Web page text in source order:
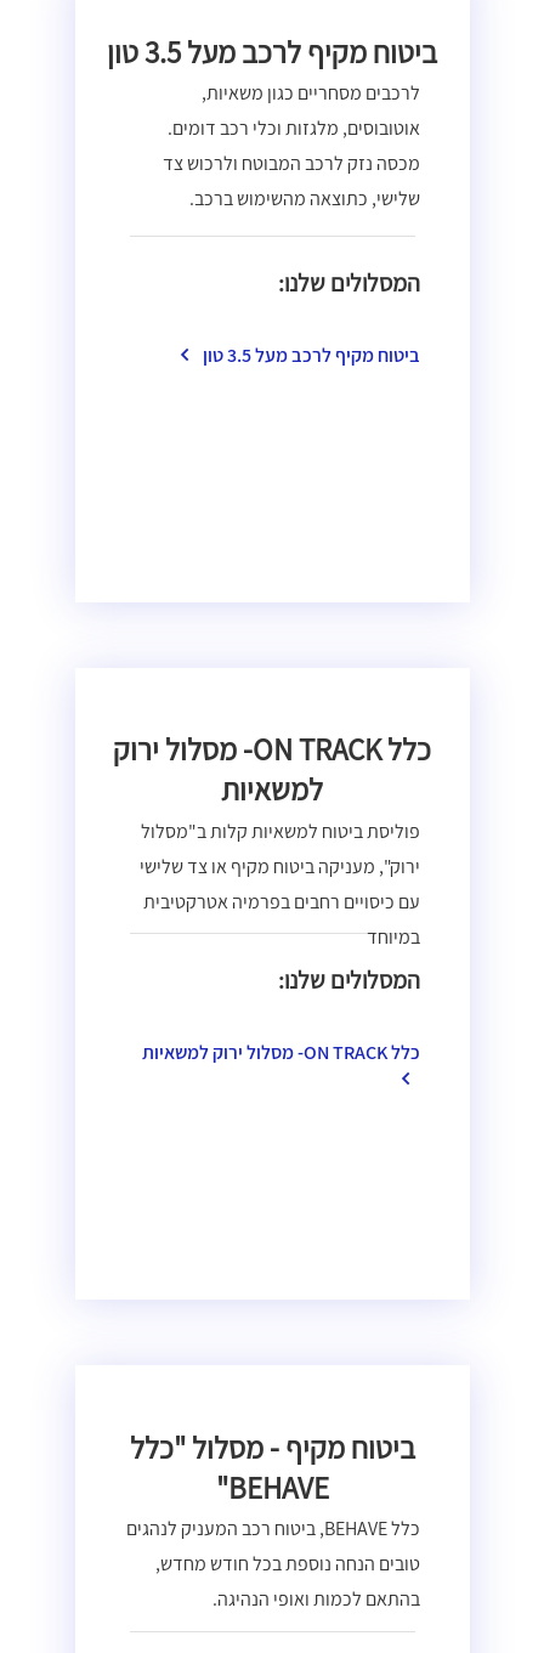
ביטוח מקיף לרכב מעל 3.5 טון
לרכבים מסחריים כגון משאיות,
אוטובוסים, מלגזות וכלי רכב דומים.
מכסה נזק לרכב המבוטח ולרכוש צד
שלישי, כתוצאה מהשימוש ברכב.
המסלולים שלנו:
ביטוח מקיף לרכב מעל 3.5 טון
כלל ON TRACK- מסלול ירוק
למשאיות
פוליסת ביטוח למשאיות קלות ב"מסלול
ירוק", מעניקה ביטוח מקיף או צד שלישי
עם כיסויים רחבים בפרמיה אטרקטיבית
במיוחד
המסלולים שלנו:
כלל ON TRACK- מסלול ירוק למשאיות
ביטוח מקיף - מסלול "כלל
BEHAVE"
כלל BEHAVE, ביטוח רכב המעניק לנהגים
טובים הנחה נוספת בכל חודש מחדש,
בהתאם לכמות ואופי הנהיגה.